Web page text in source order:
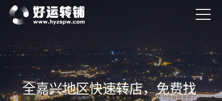
全嘉兴地区快速转店，免费找